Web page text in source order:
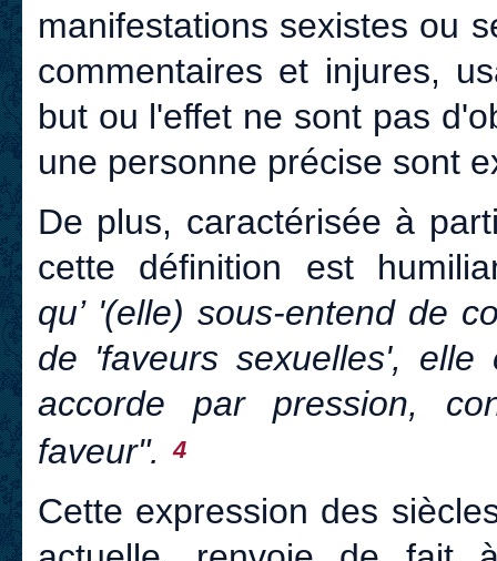
manifestations sexistes ou
commentaires et injures,
but ou l'effet ne sont pas
une personne précise sont
De plus, caractérisée à
cette définition est
qu’ '(elle) sous-entend de
de 'faveurs sexuelles',
accorde par pression,
faveur".
4
Cette expression des